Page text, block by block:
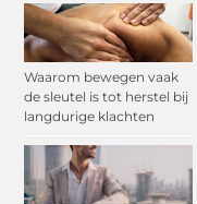
Waarom bewegen vaak
de sleutel is tot herstel bij
langdurige klachten